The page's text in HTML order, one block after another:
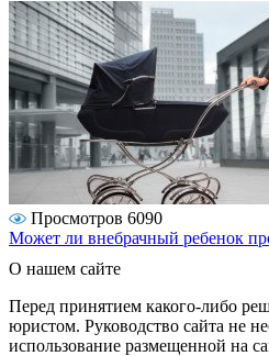
Просмотров 6090
Может ли внебрачный ребенок
О нашем сайте
Перед принятием какого-либо
юристом. Руководство сайта не
использование размещенной на